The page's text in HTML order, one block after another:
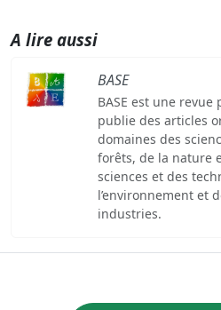
A lire aussi
BASE
BASE est une
publie des articles
domaines des
forêts, de la nature
sciences et des
l’environnement et
industries.